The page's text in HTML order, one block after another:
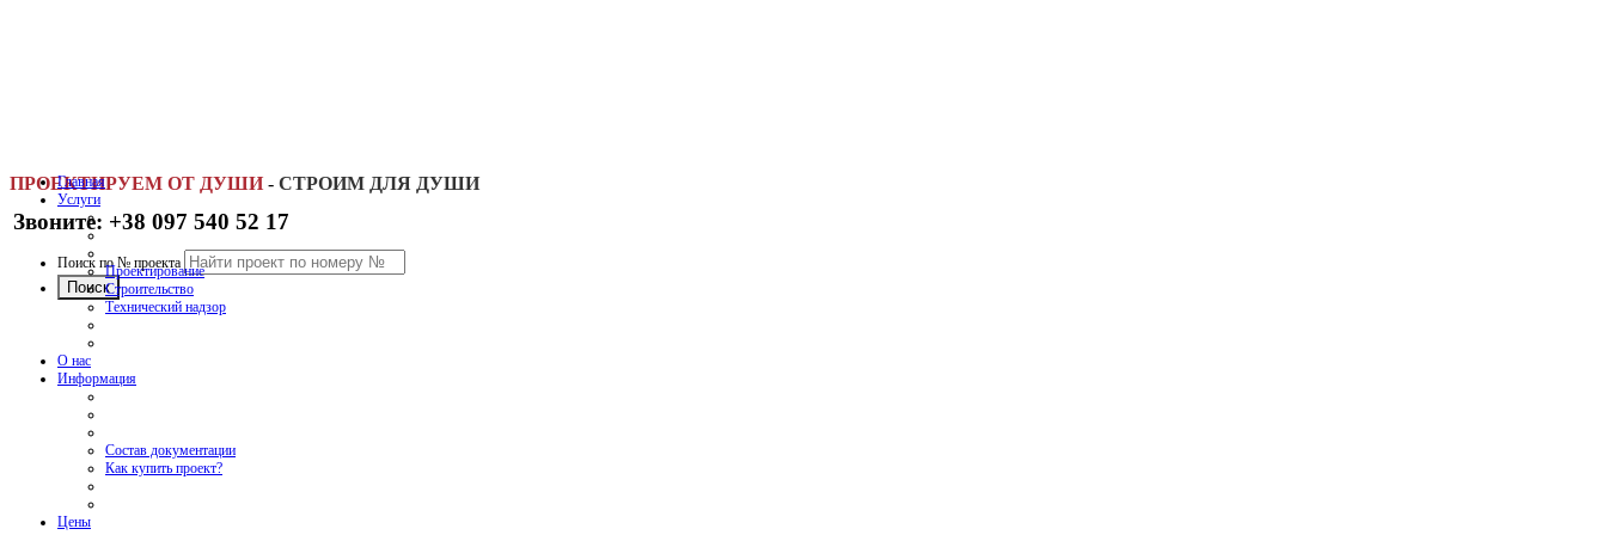
ПРОЕКТИРУЕМ ОТ ДУШИ - СТРОИМ ДЛЯ ДУШИ
Звоните: +38 097 540 52 17
Поиск по № проекта
Главная
Услуги
Проектирование
Строительство
Технический надзор
О нас
Информация
Состав документации
Как купить проект?
Цены